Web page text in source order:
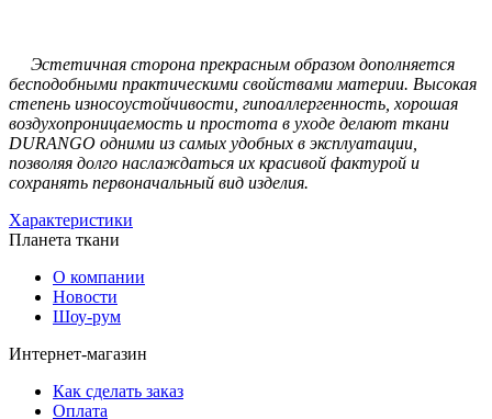
Эстетичная сторона прекрасным образом дополняется
бесподобными практическими свойствами материи. Высокая
степень износоустойчивости, гипоаллергенность, хорошая
воздухопроницаемость и простота в уходе делают ткани
DURANGO одними из самых удобных в эксплуатации,
позволяя долго наслаждаться их красивой фактурой и
сохранять первоначальный вид изделия.
Характеристики
Планета ткани
О компании
Новости
Шоу-рум
Интернет-магазин
Как сделать заказ
Оплата